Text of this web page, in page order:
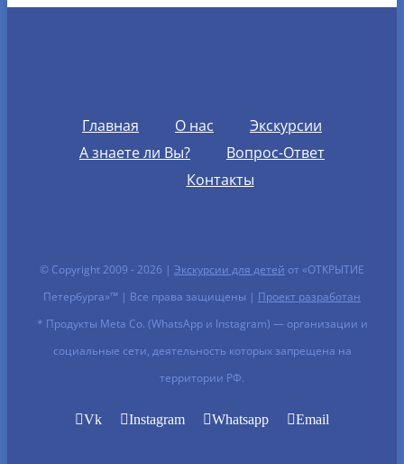
Главная О нас
Экскурсии
А знаете ли Вы?
Вопрос-Ответ
Контакты
© Copyright 2009 - 2026 | Экскурсии для детей от «ОТКРЫТИЕ
Петербурга»™ | Все права защищены | Проект разработан
* Продукты Meta Co. (WhatsApp и Instagram) — организации и
социальные сети, деятельность которых запрещена на
территории РФ.
Vk Instagram Whatsapp Email